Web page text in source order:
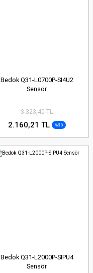
Bedok Q31-L0700P-SI4U2
Sensör
3.323,40 TL
2.160,21 TL %35
Bedok Q31-L2000P-SIPU4
Sensör